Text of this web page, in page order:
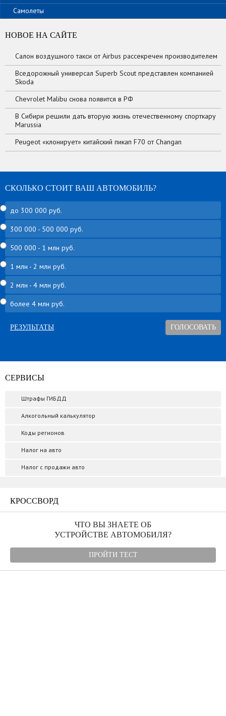
Самолеты
НОВОЕ НА САЙТЕ
Салон воздушного такси от Airbus рассекречен производителем
Вседорожный универсал Superb Scout представлен компанией
Skoda
Chevrolet Malibu снова появится в РФ
В Сибири решили дать вторую жизнь отечественному спорткару
Marussia
Peugeot «клонирует» китайский пикап F70 от Changan
СКОЛЬКО СТОИТ ВАШ АВТОМОБИЛЬ?
до 300 000 руб.
300 000 - 500 000 руб.
500 000 - 1 млн руб.
1 млн - 2 млн руб.
2 млн - 4 млн руб.
более 4 млн руб.
РЕЗУЛЬТАТЫ
СЕРВИСЫ
Штрафы ГИБДД
Алкогольный калькулятор
Коды регионов
Налог на авто
Налог с продажи авто
КРОССВОРД
ЧТО ВЫ ЗНАЕТЕ ОБ
УСТРОЙСТВЕ АВТОМОБИЛЯ?
ПРОЙТИ ТЕСТ